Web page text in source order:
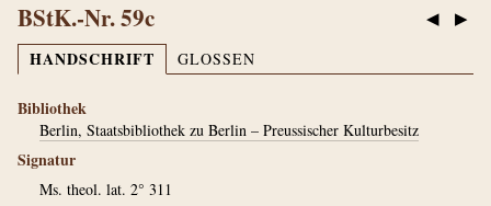
◀ ▶
BStK.-Nr. 59c
HANDSCHRIFT GLOSSEN
Bibliothek
Berlin, Staatsbibliothek zu Berlin – Preussischer Kulturbesitz
Signatur
Ms. theol. lat. 2° 311